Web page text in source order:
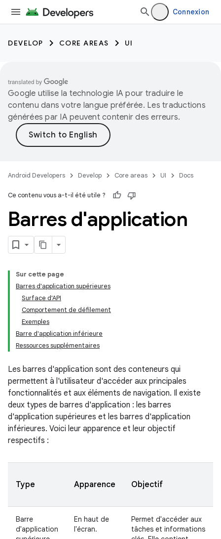
Connexion
DEVELOP CORE AREAS UI
Google utilise la technologie IA pour traduire le
contenu dans votre langue préférée. Les traductions
générées par IA peuvent contenir des erreurs.
Android Developers Develop Core areas UI Docs
Ce contenu vous a-t-il été utile ?
Barres d'application
Sur cette page
Barres d'application supérieures
Surface d'API
Comportement de défilement
Exemples
Barre d'application inférieure
Ressources supplémentaires
Les barres d'application sont des conteneurs qui
permettent à l'utilisateur d'accéder aux principales
fonctionnalités et aux éléments de navigation. Il existe
deux types de barres d'application : les barres
d'application supérieures et les barres d'application
inférieures. Voici leur apparence et leur objectif
respectifs :
Type Apparence Objectif
Barre
d'application
En haut de
l'écran.
Permet d'accéder aux
tâches et informations